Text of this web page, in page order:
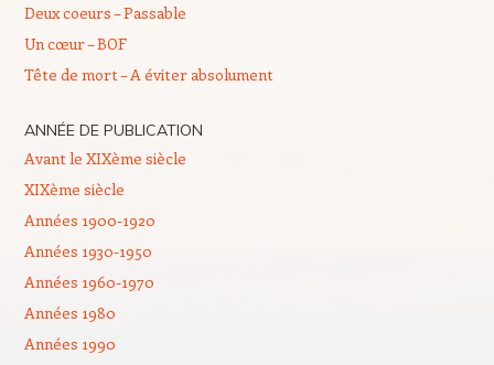
Deux coeurs – Passable
Un cœur – BOF
Tête de mort – A éviter absolument
ANNÉE DE PUBLICATION
Avant le XIXème siècle
XIXème siècle
Années 1900-1920
Années 1930-1950
Années 1960-1970
Années 1980
Années 1990